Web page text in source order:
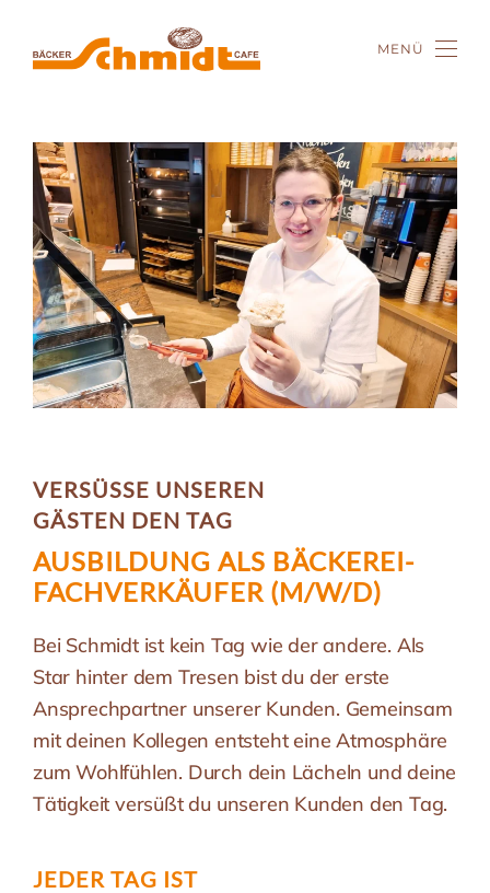
Zum Hauptinhalt springen
MENÜ
VERSÜSSE UNSEREN
GÄSTEN DEN TAG
AUSBILDUNG ALS BÄCKEREI­
FACHVERKÄUFER (M/W/D)
Bei Schmidt ist kein Tag wie der andere. Als
Star hinter dem Tresen bist du der erste
Ansprechpartner unserer Kunden. Gemeinsam
mit deinen Kollegen entsteht eine Atmosphäre
zum Wohlfühlen. Durch dein Lächeln und deine
Tätigkeit versüßt du unseren Kunden den Tag.
JEDER TAG IST